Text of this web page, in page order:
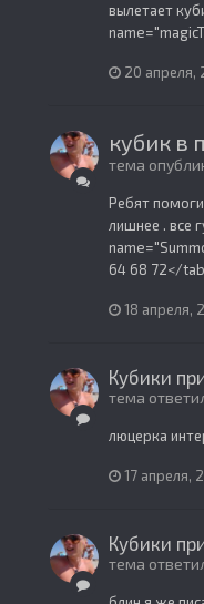
вылетает
20 апреля,
кубик в
тема
Ребят
лишнее . все
64 68 72</
18 апреля,
Кубики
тема
люцерка
17 апреля,
Кубики
тема